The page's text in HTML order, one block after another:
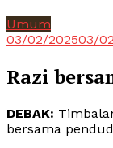
Umum
03/02/202503/
Razi
DEBAK:
bersama